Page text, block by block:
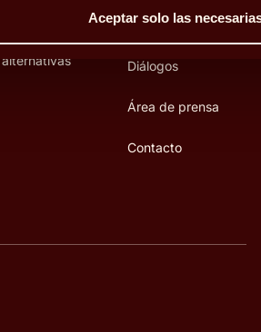
Aceptar solo las
Inversiones
alternativas
Fundación Abante
Diálogos
Área de prensa
Contacto